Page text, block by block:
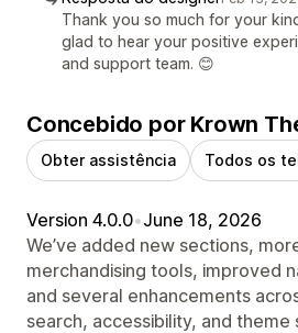
Thank you so much for your
glad to hear your positive
and support team. 😊
Concebido por Krown
Obter assistência Todos os
Version 4.0.0•June 18, 2026
We’ve added new sections,
merchandising tools, improved
and several enhancements
search, accessibility, and theme